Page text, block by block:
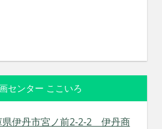
センター ここいろ
伊丹市宮ノ前2-2-2 伊丹商